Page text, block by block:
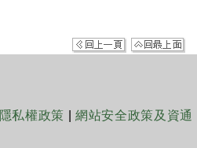
隱私權政策 |網站安全政策及資通